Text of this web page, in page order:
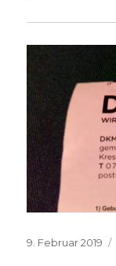
Veröffentlicht
9. Februar 2019